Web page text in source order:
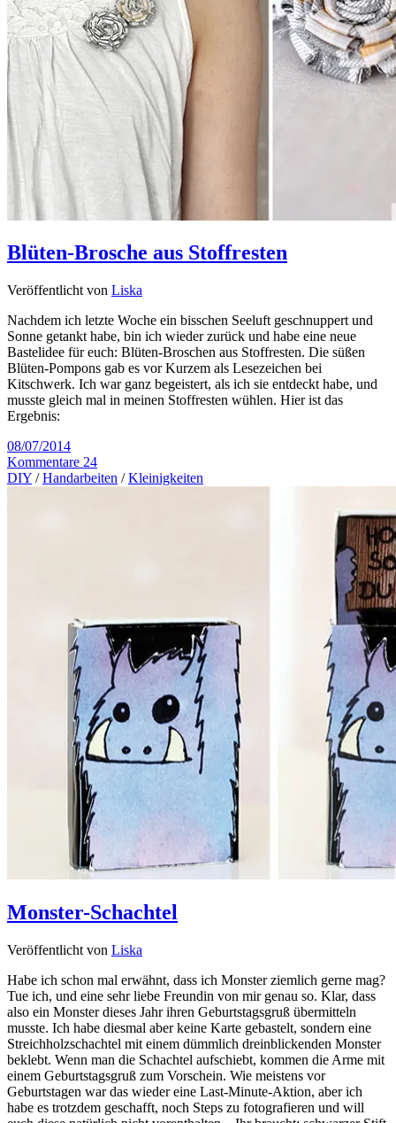
Blüten-Brosche aus Stoffresten
Veröffentlicht von Liska
Nachdem ich letzte Woche ein bisschen Seeluft geschnuppert und
Sonne getankt habe, bin ich wieder zurück und habe eine neue
Bastelidee für euch: Blüten-Broschen aus Stoffresten. Die süßen
Blüten-Pompons gab es vor Kurzem als Lesezeichen bei
Kitschwerk. Ich war ganz begeistert, als ich sie entdeckt habe, und
musste gleich mal in meinen Stoffresten wühlen. Hier ist das
Ergebnis:
08/07/2014
Kommentare 24
DIY /Handarbeiten /Kleinigkeiten
Monster-Schachtel
Veröffentlicht von Liska
Habe ich schon mal erwähnt, dass ich Monster ziemlich gerne mag?
Tue ich, und eine sehr liebe Freundin von mir genau so. Klar, dass
also ein Monster dieses Jahr ihren Geburtstagsgruß übermitteln
musste. Ich habe diesmal aber keine Karte gebastelt, sondern eine
Streichholzschachtel mit einem dümmlich dreinblickenden Monster
beklebt. Wenn man die Schachtel aufschiebt, kommen die Arme mit
einem Geburtstagsgruß zum Vorschein. Wie meistens vor
Geburtstagen war das wieder eine Last-Minute-Aktion, aber ich
habe es trotzdem geschafft, noch Steps zu fotografieren und will